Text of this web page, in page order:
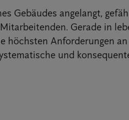
Gebäudes angelangt,
Gerade in
höchsten Anforderungen
und